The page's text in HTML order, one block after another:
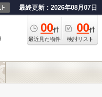
最終更新：2026年08月07日
00件
最近見た物件
00件
検討リスト